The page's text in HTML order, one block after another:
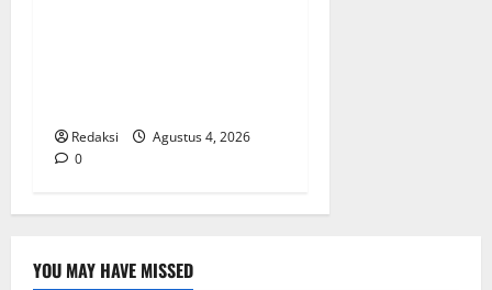
Redaksi
Agustus 4, 2026
0
YOU MAY HAVE MISSED